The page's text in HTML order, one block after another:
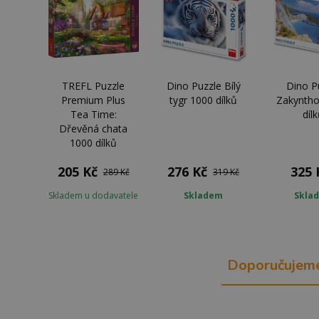
TREFL Puzzle
Premium Plus
Tea Time:
Dřevěná chata
1000 dílků
205 Kč 289 Kč
Skladem u dodavatele
Dino Puzzle Bílý
tygr 1000 dílků
276 Kč 319 Kč
Skladem
Dino
325